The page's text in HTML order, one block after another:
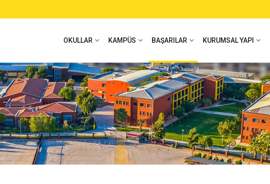
OKULLAR KAMPÜS BAŞARILAR KURUMSAL YAPI